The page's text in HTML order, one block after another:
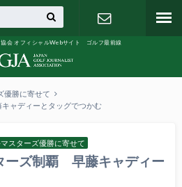
協会 オフィシャルWebサイト ゴルフ最前線
優勝に寄せて
ャディーとタッグでつかむ
スターズ優勝に寄せて
ーズ制覇 早藤キャディー